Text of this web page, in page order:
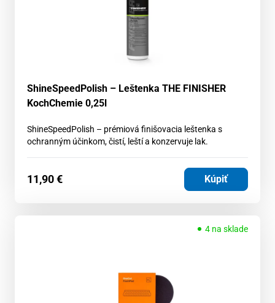
ShineSpeedPolish – Leštenka THE FINISHER
KochChemie 0,25l
ShineSpeedPolish – prémiová finišovacia leštenka s
ochranným účinkom, čistí, leští a konzervuje lak.
11,90€ Kúpiť
4 na sklade